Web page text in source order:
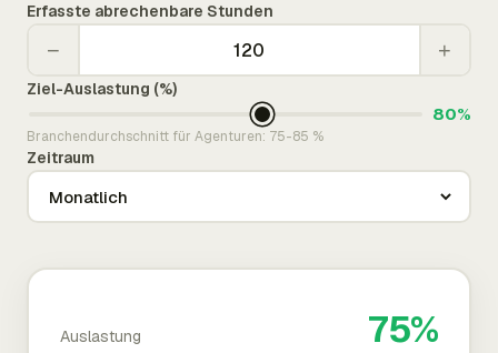
Erfasste abrechenbare Stunden
− +
Ziel-Auslastung (%)
80%
Branchendurchschnitt für Agenturen: 75-85 %
Zeitraum
Auslastung 75%